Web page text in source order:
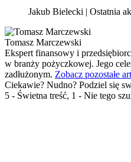
Jakub Bielecki | Ostatnia
Tomasz Marczewski
Ekspert finansowy i
w branży pożyczkowej. Jego
zadłużonym. Zobacz pozostałe
Ciekawie? Nudno? Podziel się
5 - Świetna treść, 1 - Nie tego